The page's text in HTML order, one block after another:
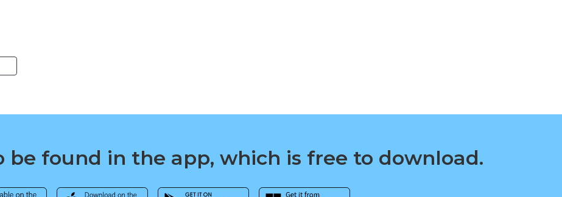
be found in the app, which is free to download.